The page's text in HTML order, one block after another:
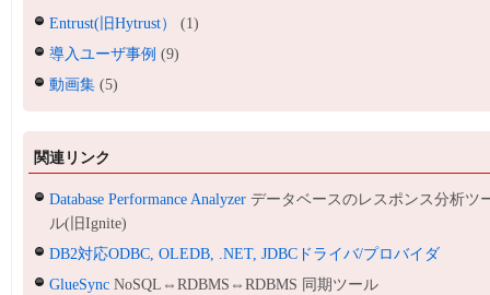
Entrust(旧Hytrust）
(1)
導入ユーザ事例 (9)
動画集 (5)
関連リンク
Database Performance Analyzer データベースのレスポンス分析ツ
ル(旧Ignite)
DB2対応ODBC, OLEDB, .NET, JDBCドライバ/プロバイダ
GlueSync NoSQL⇔RDBMS⇔RDBMS 同期ツール